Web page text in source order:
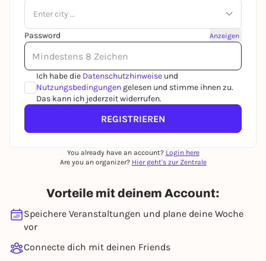
Enter city …
Password Anzeigen
Ich habe die Datenschutzhinweise und
Nutzungsbedingungen gelesen und stimme ihnen zu.
Das kann ich jederzeit widerrufen.
REGISTRIEREN
You already have an account? Login here
Are you an organizer? Hier geht's zur Zentrale
Vorteile mit deinem Account:
Speichere Veranstaltungen und plane deine Woche
vor
Connecte dich mit deinen Friends